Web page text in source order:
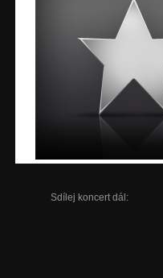
Sdílej koncert dál: